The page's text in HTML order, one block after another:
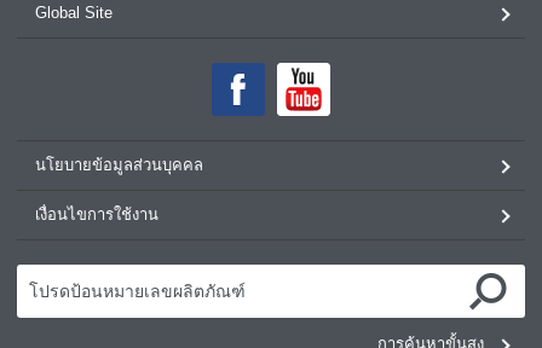
Global Site
นโยบายข้อมูลส่วนบุคคล
เงื่อนไขการใช้งาน
การค้นหาขั้นสูง